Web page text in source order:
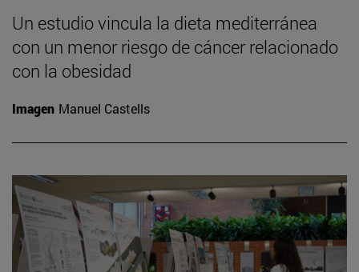
Un estudio vincula la dieta mediterránea
con un menor riesgo de cáncer relacionado
con la obesidad
Imagen Manuel Castells